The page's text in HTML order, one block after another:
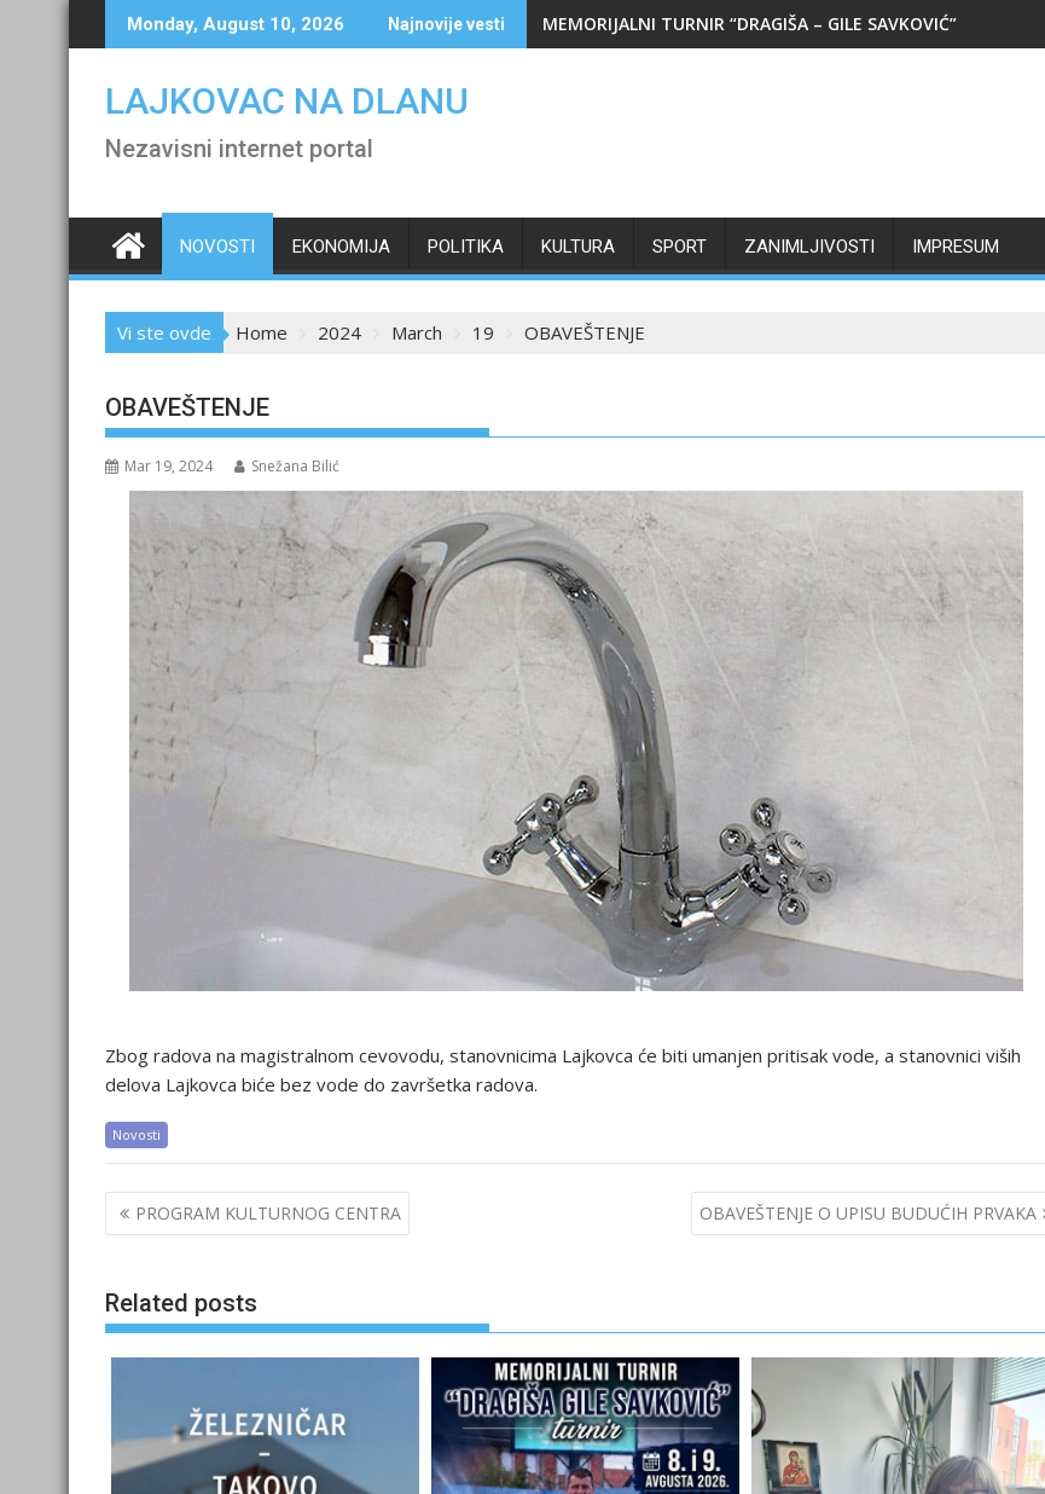
to
Monday, August 10, 2026 Najnovije vesti MEMORIJALNI TURNIR “DRAGIŠA – GILE SAVKOVIĆ”
LAJKOVAC NA DLANU
Nezavisni internet portal
NOVOSTI EKONOMIJA POLITIKA KULTURA SPORT ZANIMLJIVOSTI IMPRESUM
Vi ste ovde Home 2024 March 19 OBAVEŠTENJE
OBAVEŠTENJE
Mar 19, 2024 Snežana Bilić
Zbog radova na magistralnom cevovodu, stanovnicima Lajkovca će biti umanjen pritisak vode, a stanovnici viših
delova Lajkovca biće bez vode do završetka radova.
Novosti
Post
navigation
PROGRAM KULTURNOG CENTRA OBAVEŠTENJE O UPISU BUDUĆIH PRVAKA
Related posts